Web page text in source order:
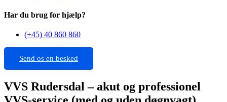
Har du brug for hjælp?
(+45) 40 860 860
Send os en besked
VVS Rudersdal – akut og professionel